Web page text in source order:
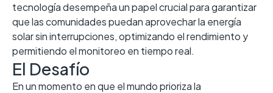
tecnología desempeña un papel crucial para garantizar
que las comunidades puedan aprovechar la energía
solar sin interrupciones, optimizando el rendimiento y
permitiendo el monitoreo en tiempo real.
El Desafío
En un momento en que el mundo prioriza la